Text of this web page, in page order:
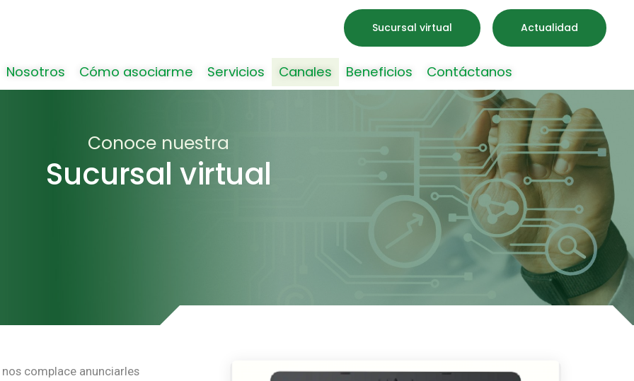
Sucursal virtual Actualidad
Nosotros Cómo asociarme Servicios Canales Beneficios Contáctanos
Conoce nuestra
Sucursal virtual
complace anunciarles